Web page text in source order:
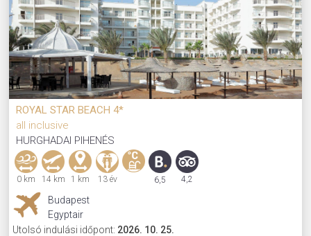
ROYAL STAR BEACH 4*
all inclusive
HURGHADAI PIHENÉS
0 km 14 km 1 km 13 év 6,5 4,2
Budapest
Egyptair
Utolsó indulási időpont: 2026. 10. 25.